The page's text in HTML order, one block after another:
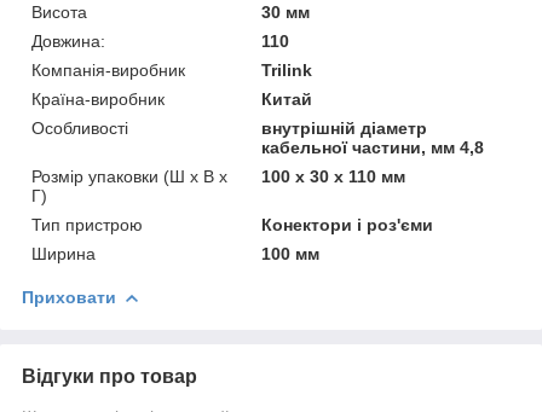
Висота
30 мм
Довжина:
110
Компанія-виробник
Trilink
Країна-виробник
Китай
Особливості
внутрішній діаметр
кабельної частини, мм 4,8
Розмір упаковки (Ш х В х
Г)
100 x 30 x 110 мм
Тип пристрою
Конектори і роз'єми
Ширина
100 мм
Приховати
Відгуки про товар